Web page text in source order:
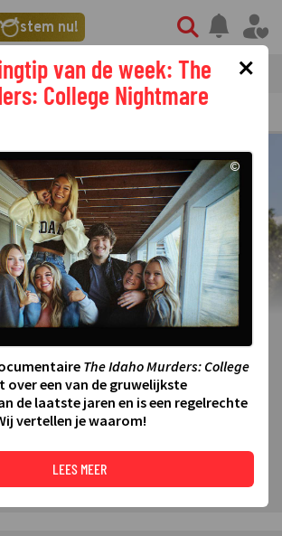
stem nu!
streaming nieuws
PRIMETIME GEMIST
Robinson
zit erop! Camiel Kesbeke is de grote
winnaar van dit seizoen.
×
van de week: The
College Nightmare
©
The Idaho Murders: College
over een van de gruwelijkste
de laatste jaren en is een regelrechte
vertellen je waarom!
LEES MEER